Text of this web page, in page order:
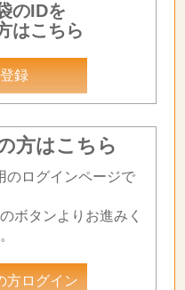
のIDを
はこちら
録
方はこちら
のログインページで
ボタンよりお進みく
方ログイン